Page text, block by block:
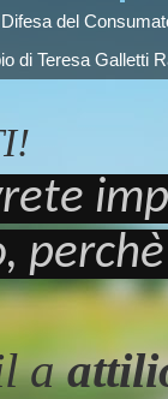
Difesa del
di Teresa Galletti
a